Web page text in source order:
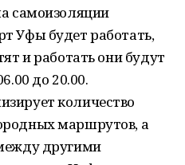
самоизоляции
Уфы будет работать,
и работать они будут
до 20.00.
количество
маршрутов, а
другими